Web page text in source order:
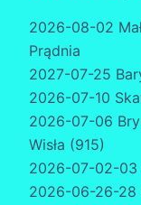
2026-08-02
Prądnia
2027-07-25
2026-07-10
2026-07-06
Wisła (915)
2026-07-02-03
2026-06-26-28